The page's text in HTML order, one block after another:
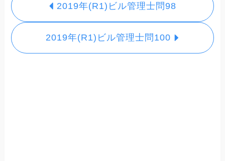
2019年(R1)ビル管理士問98
2019年(R1)ビル管理士問100